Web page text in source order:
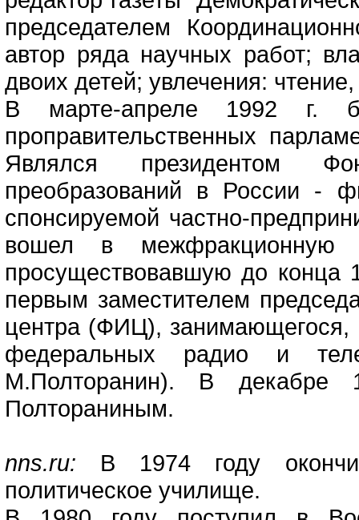
председателем
автор ряда научных работ;
двоих детей; увлечения:
В марте-апреле 1992 г.
проправительственных
Являлся президентом
преобразований в России -
спонсируемой частно-
вошел в межфракционную
просуществовавшую до конца
первым заместителем
центра (ФИЦ), занимающегося,
федеральных радио и
М.Полторанин). В
Полтораниным.
nns.ru: В 1974 году
политическое училище.